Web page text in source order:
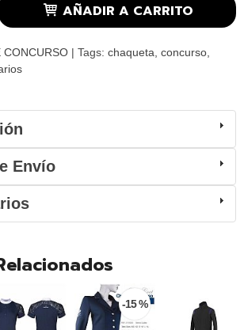
AÑADIR A CARRITO
CONCURSO | Tags: chaqueta concurso
Envío
-15 %